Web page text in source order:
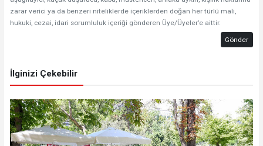
zarar verici ya da benzeri niteliklerde içeriklerden doğan her türlü mali,
hukuki, cezai, idari sorumluluk içeriği gönderen Üye/Üyeler’e aittir.
Gönder
İlginizi Çekebilir